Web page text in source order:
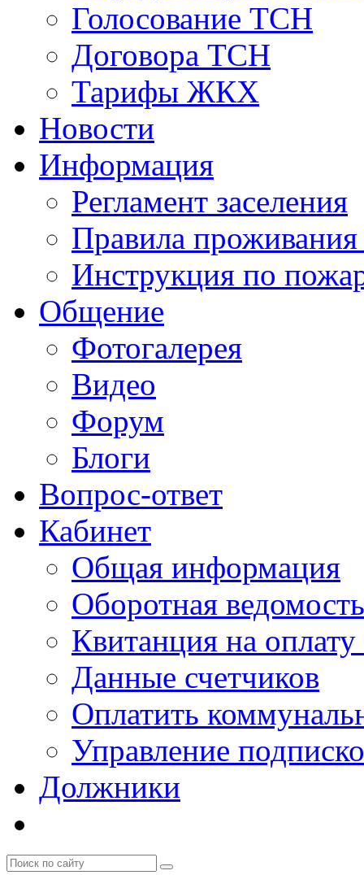
Голосование ТСН
Договора ТСН
Тарифы ЖКХ
Новости
Информация
Регламент заселения
Правила
Инструкция по
Общение
Фотогалерея
Видео
Форум
Блоги
Вопрос-ответ
Кабинет
Общая информация
Оборотная ведомость
Квитанция на
Данные счетчиков
Оплатить
Управление
Должники